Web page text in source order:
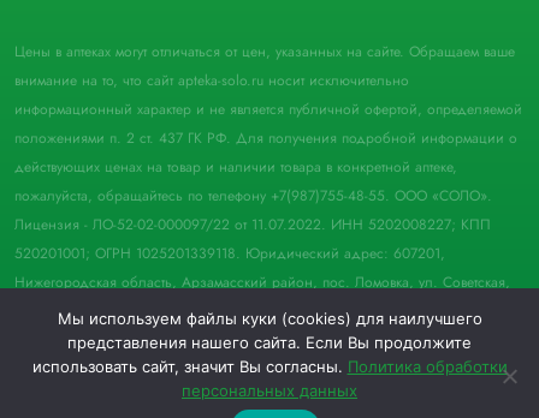
0
Цены в аптеках могут отличаться от цен, указанных на сайте. Обращаем ваше
внимание на то, что сайт apteka-solo.ru носит исключительно
информационный характер и не является публичной офертой, определяемой
положениями п. 2 ст. 437 ГК РФ. Для получения подробной информации о
действующих ценах на товар и наличии товара в конкретной аптеке,
пожалуйста, обращайтесь по телефону +7(987)755-48-55. ООО «СОЛО».
Лицензия - ЛО-52-02-000097/22 от 11.07.2022. ИНН 5202008227; КПП
520201001; ОГРН 1025201339118. Юридический адрес: 607201,
Нижегородская область, Арзамасский район, пос. Ломовка, ул. Советская,
д. 33, пом. 21.
© 2022 Аптека "Соло". Все права защищены.
Мы используем файлы куки (cookies) для наилучшего
представления нашего сайта. Если Вы продолжите
использовать сайт, значит Вы согласны. Политика обработки
персональных данных